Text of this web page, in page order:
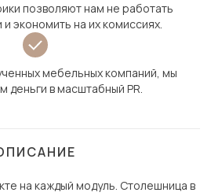
позволяют нам не работать
экономить на их комиссиях.
мебельных компаний, мы
деньги в масштабный PR.
на каждый модуль. Столешница в